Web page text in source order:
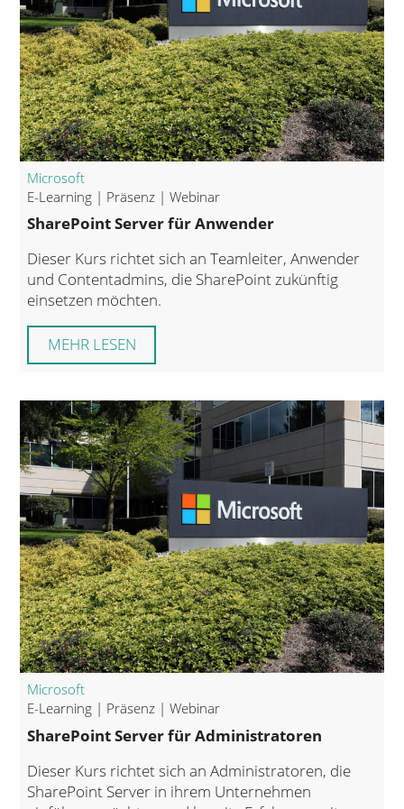
Microsoft
E-Learning | Präsenz | Webinar
SharePoint Server für Anwender
Dieser Kurs richtet sich an Teamleiter, Anwender
und Contentadmins, die SharePoint zukünftig
einsetzen möchten.
MEHR LESEN
Microsoft
E-Learning | Präsenz | Webinar
SharePoint Server für Administratoren
Dieser Kurs richtet sich an Administratoren, die
SharePoint Server in ihrem Unternehmen